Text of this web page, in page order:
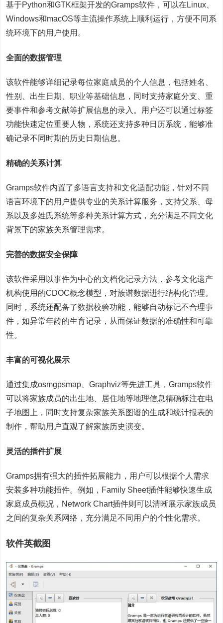
基于Python和GTK框架开发的Gramps软件，可以在Linux、
Windows和macOS等主流操作系统上顺利运行，方便不同系
统环境下的用户使用。
全面的数据管理
该软件能够详细记录每位家庭成员的个人信息，包括姓名、
性别、出生日期、职业等基础信息，同时支持家庭分支、重
要事件和参考文献等扩展信息的录入。用户还可以通过标签
功能快速定位重要人物，系统还支持多种日历系统，能够准
确记录不同时期的历史日期信息。
精确的关系计算
Gramps软件内置了多语言支持和文化适配功能，针对不同
语言环境下的用户提供专业的关系计算服务，支持父系、母
系以及多姓氏系统等多种关系计算方式，充分满足不同文化
背景下的家族关系管理需求。
完善的数据安全保障
该软件采用以事件为中心的文档化记录方法，参考文化遗产
机构使用的CDOC概念模型，对族谱数据进行结构化管理。
同时，系统还配备了数据校验功能，能够自动标记不合理事
件，如异常年龄的生育记录，从而保证数据的准确性和可靠
性。
丰富的可视化展示
通过集成osmgpsmap、Graphviz等先进工具，Gramps软件
可以将家族成员的出生地、居住地等地理信息精确标注在电
子地图上，同时支持复杂家族关系图谱的生成和统计报表的
制作，帮助用户直观了解家族历史演变。
灵活的插件扩展
Gramps拥有强大的插件拓展能力，用户可以根据个人需求
安装多种功能插件。例如，Family Sheet插件能够快速生成
家庭成员概况，Network Chart插件则可以清晰展示家族成员
之间的复杂关系网络，充分满足不同用户的个性化需求。
软件英截图